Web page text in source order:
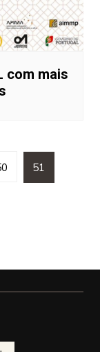
com mais
51